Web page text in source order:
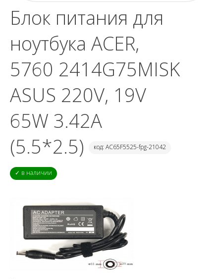
Блок питания для
ноутбука ACER,
5760 2414G75MISK
ASUS 220V, 19V
65W 3.42A
(5.5*2.5)
код: AC65F5525-fpg-21042
✓ в наличии